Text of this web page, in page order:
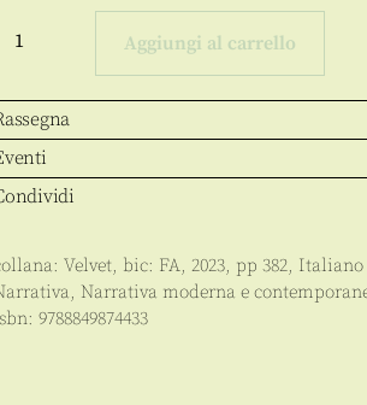
volanti
Aggiungi al carrello
Velvet, bic: FA, 2023, pp 382, Italiano
, Narrativa moderna e
9788849874433